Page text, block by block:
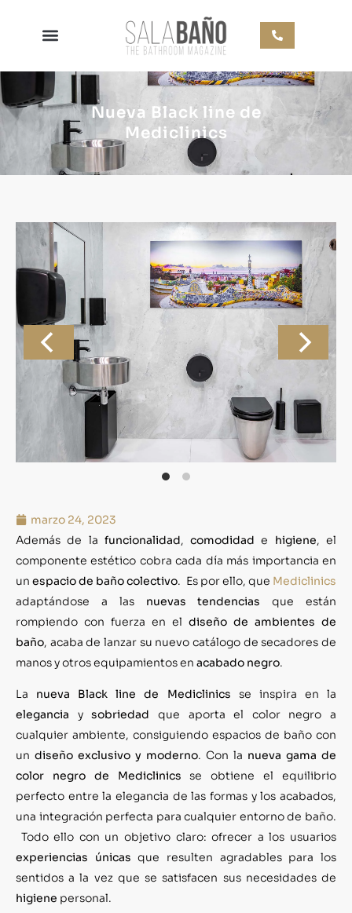
Nueva Black line de
Mediclinics
marzo 24, 2023
Además de la funcionalidad,comodidad e higiene, el
componente estético cobra cada día más importancia en
unespacio de baño colectivo. Es por ello, que Mediclinics
adaptándose a las nuevas tendencias que están
rompiendo con fuerza en el diseño de ambientes de
baño, acaba de lanzar su nuevo catálogo de secadores de
manos y otros equipamientos en acabado negro.
La nueva Black line de Mediclinics se inspira en la
elegancia ysobriedad que aporta el color negro a
cualquier ambiente, consiguiendo espacios de baño con
un diseño exclusivo y moderno. Con la nueva gama de
color negro de Mediclinics se obtiene el equilibrio
perfecto entre la elegancia de las formas y los acabados,
una integración perfecta para cualquier entorno de baño.
Todo ello con un objetivo claro: ofrecer a los usuarios
experiencias únicas que resulten agradables para los
sentidos a la vez que se satisfacen sus necesidades de
higiene personal.